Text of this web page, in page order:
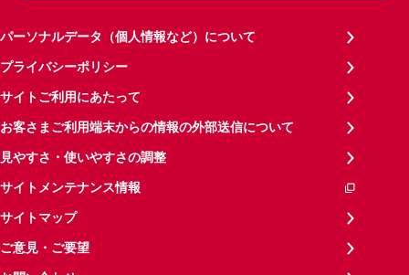
パーソナルデータ（個人情報など）について
プライバシーポリシー
サイトご利用にあたって
お客さまご利用端末からの情報の外部送信について
見やすさ・使いやすさの調整
サイトメンテナンス情報
サイトマップ
ご意見・ご要望